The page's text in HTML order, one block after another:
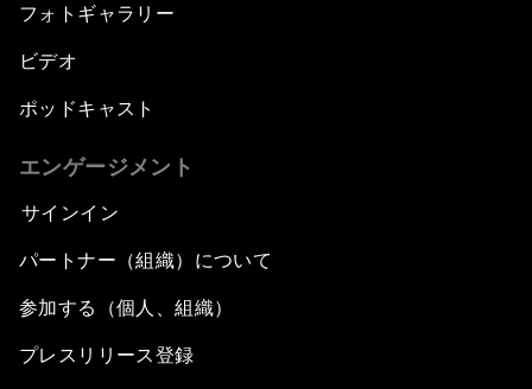
フォトギャラリー
ビデオ
ポッドキャスト
エンゲージメント
サインイン
パートナー（組織）について
参加する（個人、組織）
プレスリリース登録